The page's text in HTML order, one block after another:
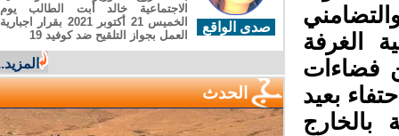
الغرفة
فضاءات
بعيد
صدى الواقع
الاجتماعية خالد أبت الطالب يوم
الخميس 21 أكتوبر 2021 بقرار اجبارية
العمل بجواز التلقيح ضد كوفيد 19
المزيد...
الحدث